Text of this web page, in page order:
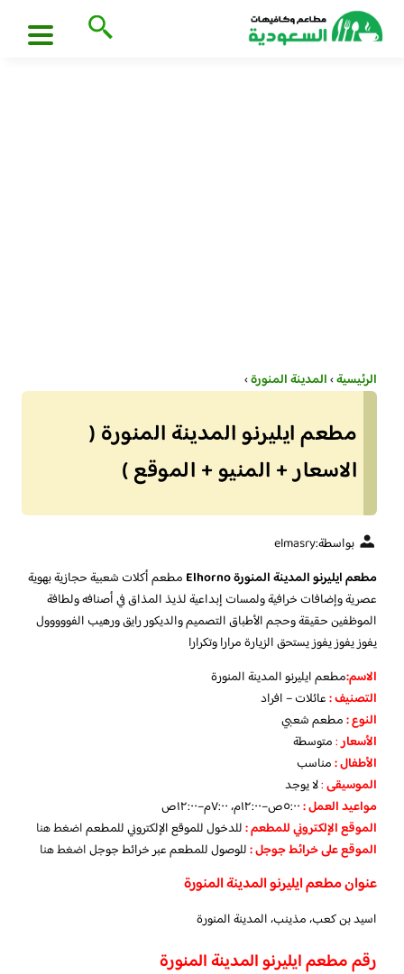
الرئيسية›المدينة المنورة›
مطعم ايليرنو المدينة المنورة (
الاسعار + المنيو + الموقع )
بواسطة:elmasry
مطعم ايليرنو المدينة المنورة Elhorno
مطعم أكلات شعبية حجازية بهوية
عصرية وإضافات خرافية ولمسات إبداعية لذيذ المذاق في أصنافه ولطافة
الموظفين حقيقة وحجم الأطباق التصميم والديكور رايق ورهيب الفووووول
يفوز يفوز يفوز يستحق الزيارة مرارا وتكرارا
الاسم:مطعم ايليرنو المدينة المنورة
التصنيف:عائلات – افراد
النوع :مطعم شعبي
الأسعار:متوسطة
الأطفال:مناسب
الموسيقى:لا يوجد
مواعيد العمل :٥:٠٠ص–١٢:٠٠م، ٧:٠٠م–١٢:٠٠ص
الموقع الإلكتروني للمطعم:للدخول للموقع الإلكتروني للمطعماضغط هنا
الموقع على خرائط جوجل:للوصول للمطعم عبر خرائط جوجلاضغط هنا
عنوان مطعم ايليرنو المدينة المنورة
اسيد بن كعب، مذينب، المدينة المنورة
رقم مطعم ايليرنو المدينة المنورة